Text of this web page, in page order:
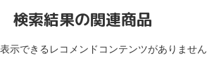
検索結果の関連商品
表示できるレコメンドコンテンツがありません